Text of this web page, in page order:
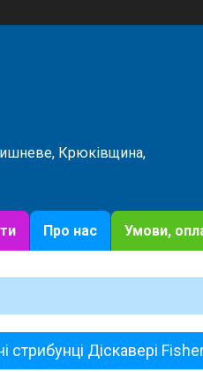
Крюківщина,
Про нас Умови,
стрибунці Діскавері